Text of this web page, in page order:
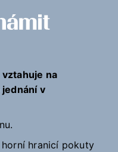
na
v
hranicí pokuty